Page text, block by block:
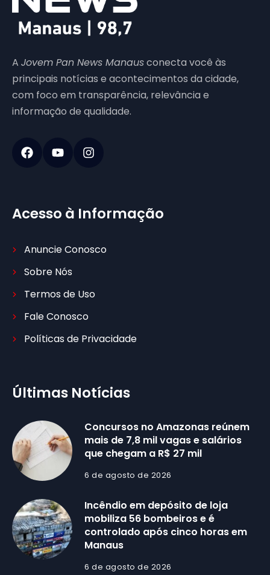
A Jovem Pan News Manausconecta você às
principais notícias e acontecimentos da cidade,
com foco em transparência, relevância e
informação de qualidade.
Acesso à Informação
Anuncie Conosco
Sobre Nós
Termos de Uso
Fale Conosco
Políticas de Privacidade
Últimas Notícias
Concursos no Amazonas reúnem
mais de 7,8 mil vagas e salários
que chegam a R$ 27 mil
6 de agosto de 2026
Incêndio em depósito de loja
mobiliza 56 bombeiros e é
controlado após cinco horas em
Manaus
6 de agosto de 2026